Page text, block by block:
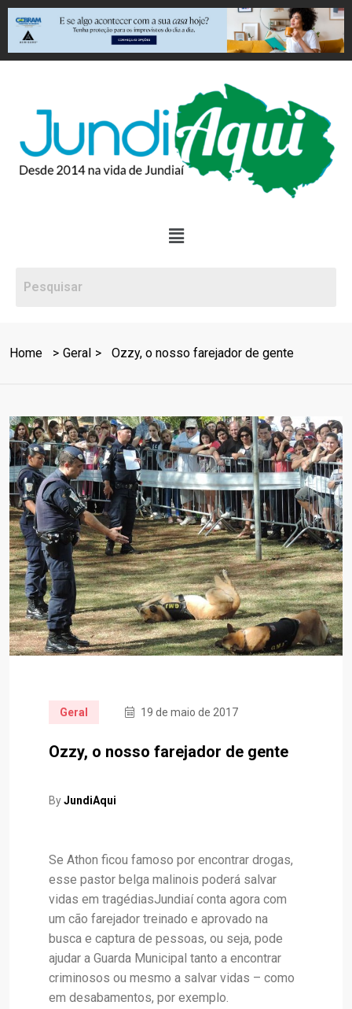
Home Geral Ozzy, o nosso farejador de gente
Geral 19 de maio de 2017
Ozzy, o nosso farejador de gente
ByJundiAqui
Se Athon ficou famoso por encontrar drogas,
esse pastor belga malinois poderá salvar
vidas em tragédiasJundiaí conta agora com
um cão farejador treinado e aprovado na
busca e captura de pessoas, ou seja, pode
ajudar a Guarda Municipal tanto a encontrar
criminosos ou mesmo a salvar vidas – como
em desabamentos, por exemplo.